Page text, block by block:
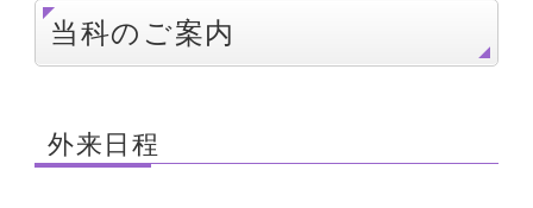
当科のご案内
外来日程